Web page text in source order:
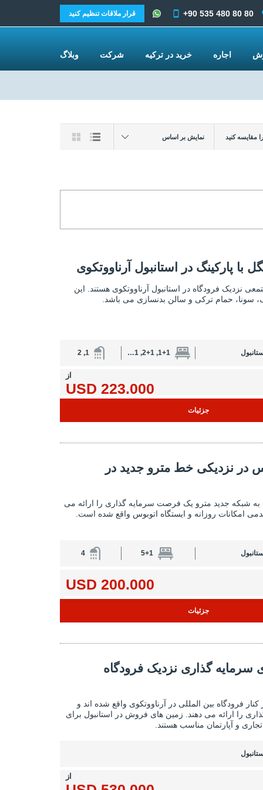
مقایسه کنید نمایش بر اساس
املاک با دید جنگل با پارکینگ در استانبول در استانبول آرناووتکوی 2
با پارکینگ در استانبول آرناووتکوی
نزدیک فرودگاه در استانبول آرناووتکوی هستند. این
سونا، حمام ترکی و سالن بدنسازی می باشد.
1+1, 2+1, 3+1, 5+1
1, 2
از
223.000 USD
جزئیات
آپارتمان دوبلکس در نزدیکی خط مترو جدید در خط مترو جدید در آرناووتکوی 2
در نزدیکی خط مترو جدید در
به شبکه جدید مترو یک فرصت سرمایه گذاری را ارائه می
امکانات روزانه و ایستگاه اتوبوس واقع شده است.
5+1
4
200.000 USD
جزئیات
زمین هایی برای سرمایه گذاری نزدیک نزدیک فرودگاه استانبول 2
سرمایه گذاری نزدیک فرودگاه
فرودگاه بین المللی در آرناووتکوی واقع شده اند و
را ارائه می دهند. زمین های فروش در استانبول برای
و آپارتمان مناسب هستند.
از
+90 535 480 80 80 قرار ملاقات تنظیم کنید
اجاره خرید در ترکیه شرکت وبلاگ